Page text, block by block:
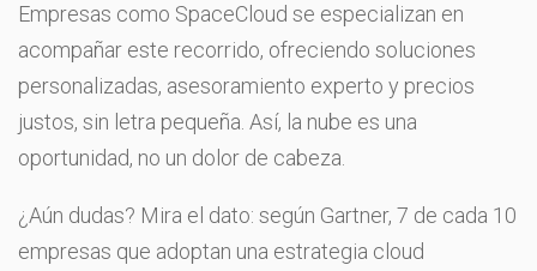
Empresas como SpaceCloud se especializan en
acompañar este recorrido, ofreciendo soluciones
personalizadas, asesoramiento experto y precios
justos, sin letra pequeña. Así, la nube es una
oportunidad, no un dolor de cabeza.
¿Aún dudas? Mira el dato: según Gartner, 7 de cada 10
empresas que adoptan una estrategia cloud